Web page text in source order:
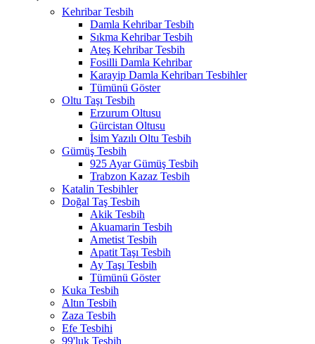
Kehribar Tesbih
Damla Kehribar Tesbih
Sıkma Kehribar Tesbih
Ateş Kehribar Tesbih
Fosilli Damla Kehribar
Karayip Damla Kehribarı Tesbihler
Tümünü Göster
Oltu Taşı Tesbih
Erzurum Oltusu
Gürcistan Oltusu
İsim Yazılı Oltu Tesbih
Gümüş Tesbih
925 Ayar Gümüş Tesbih
Trabzon Kazaz Tesbih
Katalin Tesbihler
Doğal Taş Tesbih
Akik Tesbih
Akuamarin Tesbih
Ametist Tesbih
Apatit Taşı Tesbih
Ay Taşı Tesbih
Tümünü Göster
Kuka Tesbih
Altın Tesbih
Zaza Tesbih
Efe Tesbihi
99'luk Tesbih